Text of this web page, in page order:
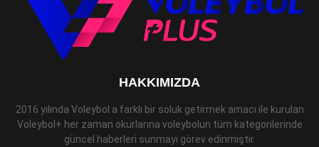
HAKKIMIZDA
2016 yılında Voleybol a farklı bir soluk getirmek amacı ile kurulan
Voleybol+ her zaman okurlarına voleybolun tüm kategorilerinde
güncel haberleri sunmayı görev edinmiştir.